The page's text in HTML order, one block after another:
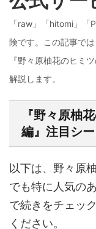
「raw」「hitomi」「
険です。この記事で
『野々原柚花のヒミ
解説します。
『野々原柚
編』注目シ
以下は、野々原
でも特に人気の
で続きをチェッ
ください。